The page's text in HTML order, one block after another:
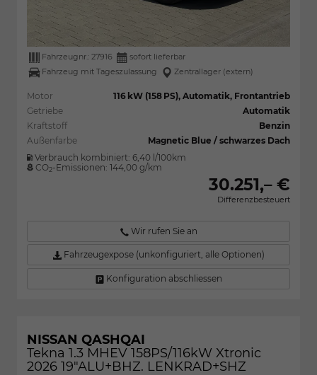
Fahrzeugnr.: 27916
sofort lieferbar
Fahrzeug mit Tageszulassung
Zentrallager (extern)
Motor
116 kW (158 PS), Automatik, Frontantrieb
Getriebe
Automatik
Kraftstoff
Benzin
Außenfarbe
Magnetic Blue / schwarzes Dach
Verbrauch kombiniert: 6,40 l/100km
CO2-Emissionen: 144,00 g/km
30.251,– €
Differenzbesteuert
Wir rufen Sie an
Fahrzeugexpose (unkonfiguriert, alle Optionen)
Konfiguration abschliessen
NISSAN QASHQAI
Tekna 1.3 MHEV 158PS/116kW Xtronic
2026 19"ALU+BHZ. LENKRAD+SHZ